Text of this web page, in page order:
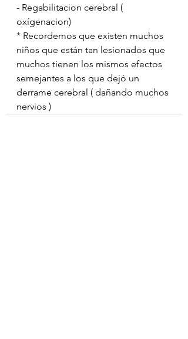
- Regabilitacion cerebral (
oxígenacion)
* Recordemos que existen muchos
niños que están tan lesionados que
muchos tienen los mismos efectos
semejantes a los que dejó un
derrame cerebral ( dañando muchos
nervios )